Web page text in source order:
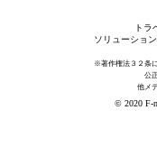
トラ
ソリューショ
※著作権法３２条
公
他メ
© 2020 F-